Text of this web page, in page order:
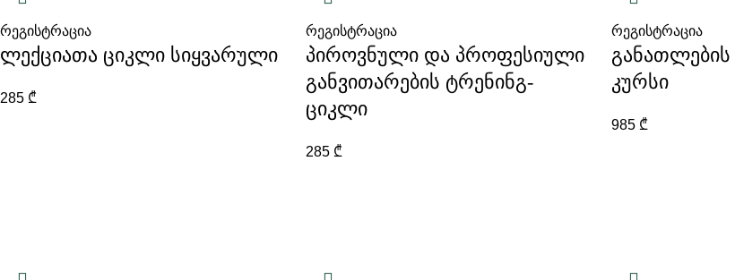
რეგისტრაცია
ლექციათა ციკლი სიყვარული
285 ₾
რეგისტრაცია
პიროვნული და პროფესიული
განვითარების ტრენინგ-
ციკლი
285 ₾
რეგისტრაცია
კურსი
985 ₾